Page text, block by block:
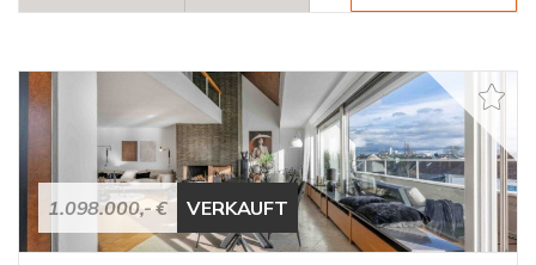
1.098.000,- € VERKAUFT